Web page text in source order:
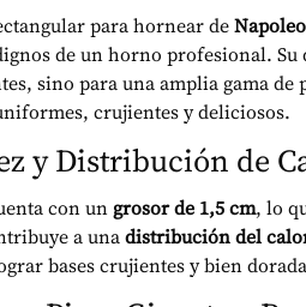
para hornear de
de un horno profesional.
sino para una amplia gama
crujientes y deliciosos.
y Distribución de
con un grosor de 1,5 cm, lo
a unadistribución del
bases crujientes y bien